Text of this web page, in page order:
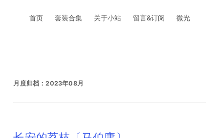
首页 套装合集 关于小站 留言&订阅 微光
月度归档：2023年08月